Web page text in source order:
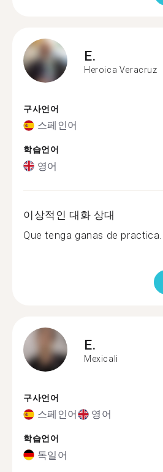
E.
Heroica Veracruz
구사언어
스페인어
학습언어
영어
이상적인 대화 상대
Que tenga ganas de practica...
E.
Mexicali
구사언어
스페인어 영어
학습언어
독일어